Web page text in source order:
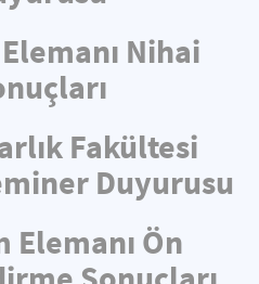
Nihai
Fakültesi
Duyurusu
Elemanı Ön